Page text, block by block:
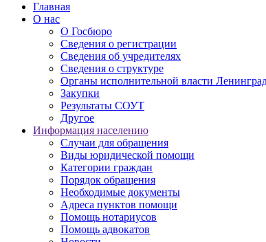
Главная
О нас
О Госбюро
Сведения о регистрации
Сведения об учредителях
Сведения о структуре
Органы исполнительной власти
Закупки
Результаты СОУТ
Другое
Информация населению
Случаи для обращения
Виды юридической помощи
Категории граждан
Порядок обращения
Необходимые документы
Адреса пунктов помощи
Помощь нотариусов
Помощь адвокатов